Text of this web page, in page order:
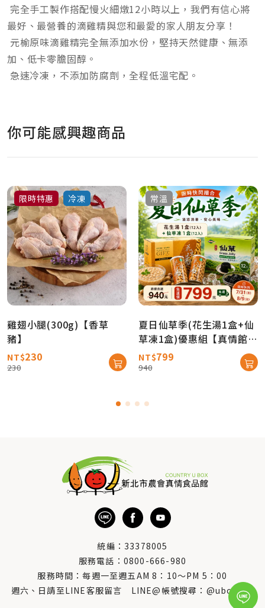
完全手工製作搭配慢火細燉12小時以上，我們有信心將
最好、最營養的滴雞精與您和最愛的家人朋友分享！
元榆原味滴雞精完全無添加水份，堅持天然健康、無添
加、低卡零膽固醇。
急速冷凍，不添加防腐劑，全程低溫宅配。
你可能感興趣商品
限時特惠 冷凍
雞翅小腿(300g)【香草
豬】
NT$230
230
常溫
夏日仙草季(花生湯1盒+仙
草凍1盒)優惠組【真情館限
時免運】
NT$799
940
統編：33378005
服務電話： 0800-666-980
服務時間：每週一至週五AM 8：10～PM 5：00
週六、日請至LINE客服留言 LINE@帳號搜尋：@uboxorg